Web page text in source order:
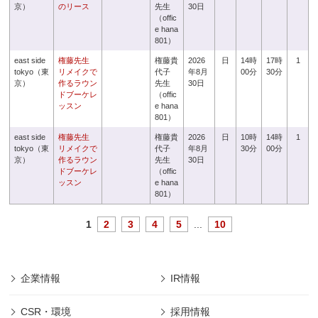
京） のリース
先生
（offic
e hana
801）
30日
east side
tokyo（東
京）
権藤先生
リメイクで
作るラウン
ドブーケレ
ッスン
権藤貴
代子
先生
（offic
e hana
801）
2026
年8月
30日
日
14時
00分
17時
30分
1
east side
tokyo（東
京）
権藤先生
リメイクで
作るラウン
ドブーケレ
ッスン
権藤貴
代子
先生
（offic
e hana
801）
2026
年8月
30日
日
10時
30分
14時
00分
1
1 2 3 4 5 10
企業情報 IR情報
CSR・環境 採用情報